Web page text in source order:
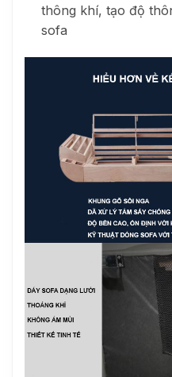
thông khí, tạo độ
sofa